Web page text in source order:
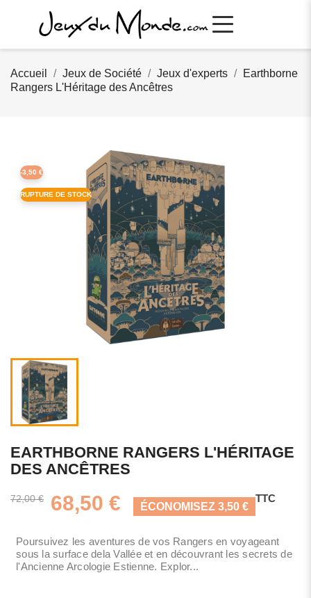
Accueil Jeux de Société Jeux d'experts
Earthborne
Rangers L'Héritage des Ancêtres
-3,50 €
RUPTURE DE STOCK
EARTHBORNE RANGERS L'HÉRITAGE
DES ANCÊTRES
72,00 € 68,50 € ÉCONOMISEZ 3,50 €
TTC
Poursuivez les aventures de vos Rangers en voyageant
sous la surface dela Vallée et en découvrant les secrets de
l'Ancienne Arcologie Estienne. Explor...